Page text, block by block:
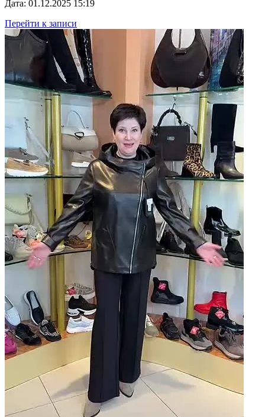
Дата: 01.12.2025 15:19
Перейти к записи